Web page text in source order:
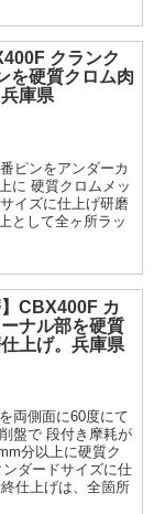
クランク
を硬質クロム肉
庫県
ピンをアンダーカ
に 硬質クロムメッ
イズに仕上げ研磨
として全ヶ所ラッ
】CBX400F カ
ナル部を硬質
上げ。兵庫県
両側面に60度にて
盤で 段付き摩耗が
分以上に硬質ク
ダードサイズに仕
仕上げは、全箇所